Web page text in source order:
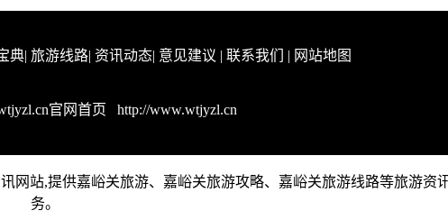
典| 旅游线路| 资讯动态| 意见建议 | 联系我们 | 网站地图
官网首页 http://www.wtjyzl.cn
网站,提供嘉峪关旅游、嘉峪关旅游攻略、嘉峪关旅游线路等旅游资
务。